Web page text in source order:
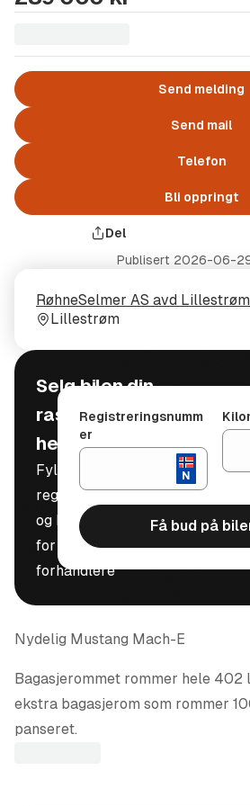
Send melding
Send mail
Telefon
Bli oppringt
Del
Publisert 2026-06-29
Selger
RøhneSelmer AS avd Lillestrøm
Selgerens
plass
Lillestrøm
Selg bilen din
raskt, trygt og
helt gratis
Fyll inn
registreringsnummer
og kilometerstand
for å motta bud fra
forhandlere
Registreringsnumm
er
Få bud på
Nydelig Mustang Mach-E
Bagasjerommet rommer hele 402
ekstra bagasjerom som rommer
panseret.